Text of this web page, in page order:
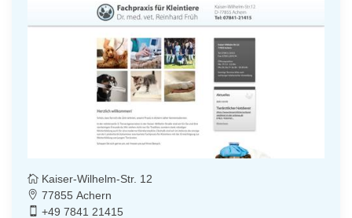
Kaiser-Wilhelm-Str. 12
77855 Achern
+49 7841 21415